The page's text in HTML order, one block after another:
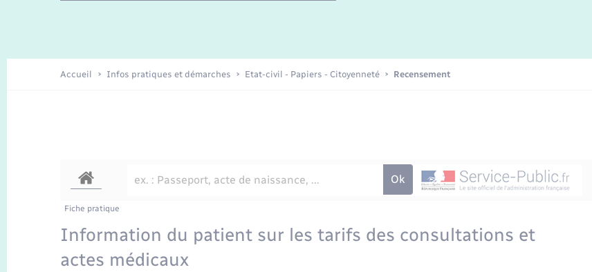
Enfants – Jeunes
Accueil Infos pratiques et démarches Etat-civil - Papiers - Citoyenneté Recensement
Fiche pratique
Information du patient sur les tarifs des consultations et
actes médicaux